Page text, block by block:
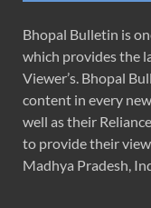
Bhopal Bulletin is
which provides the
Viewer’s. Bhopal
content in every
well as their
to provide their
Madhya Pradesh,